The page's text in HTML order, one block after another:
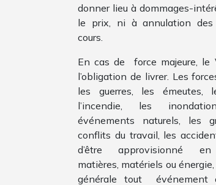
donner lieu à dommages-
le prix, ni à annulation des
cours.
En cas de force majeure, le
l’obligation de livrer. Les
les guerres, les émeutes,
l’incendie, les
événements naturels, les
conflits du travail, les
d’être approvisionné en
matières, matériels ou
générale tout événement